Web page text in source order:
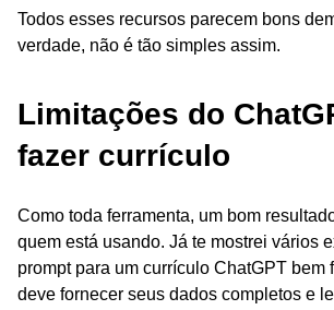
Todos esses recursos parecem bons
verdade, não é tão simples assim.
Limitações do
fazer currículo
Como toda ferramenta, um bom
quem está usando. Já te mostrei vários
prompt para um currículo ChatGPT bem
deve fornecer seus dados completos e